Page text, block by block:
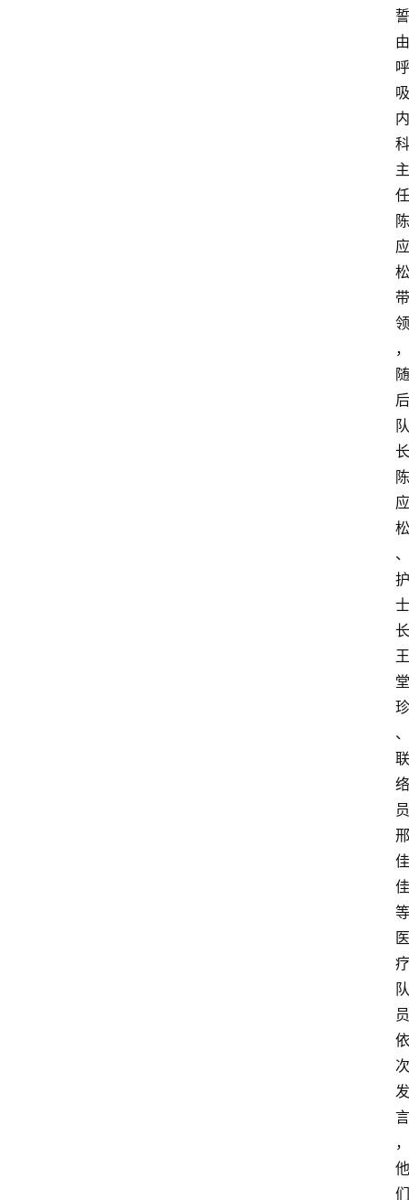
誓
由
呼
吸
内
科
主
任
陈
应
松
带
领
，
随
后
队
长
陈
应
松
、
护
士
长
王
堂
珍
、
联
络
员
邢
佳
佳
等
医
疗
队
员
依
次
发
言
，
他
们